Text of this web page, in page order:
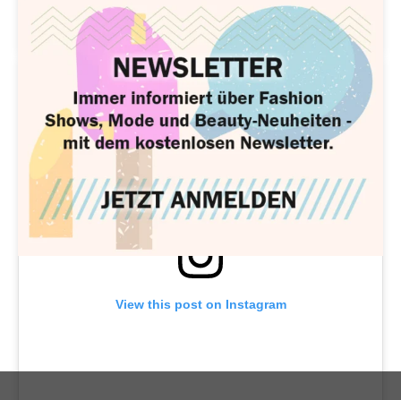
A POST SHARED BY BEYONCÉ (@BEYONCE)
View this post on Instagram